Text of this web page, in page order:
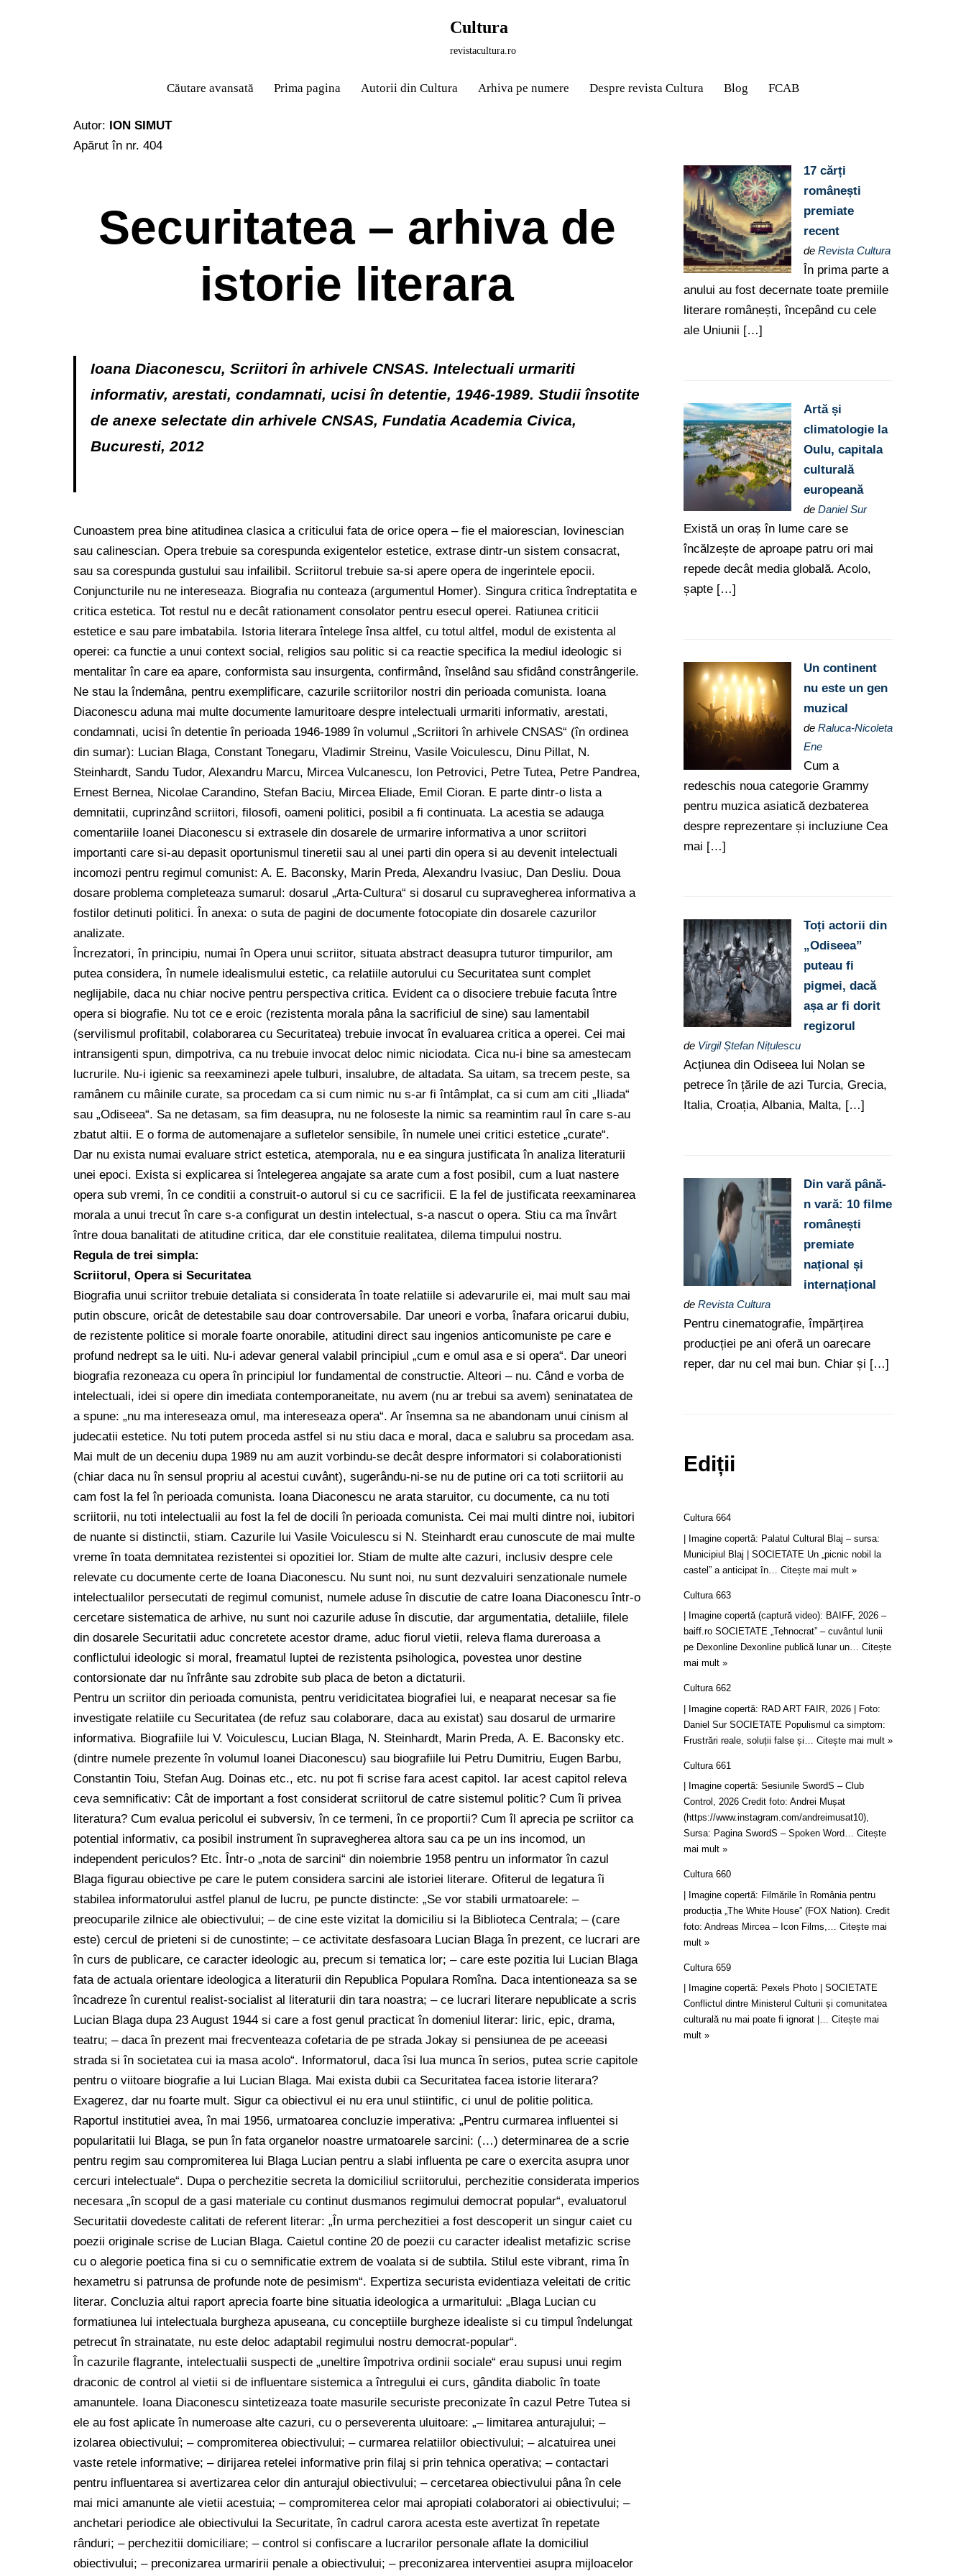
Cultura
revistacultura.ro
Căutare avansată Prima pagina Autorii din Cultura Arhiva pe numere Despre revista Cultura Blog FCAB
Autor: ION SIMUT
Apărut în nr. 404
Securitatea – arhiva de
istorie literara
Ioana Diaconescu, Scriitori în arhivele CNSAS. Intelectuali urmariti
informativ, arestati, condamnati, ucisi în detentie, 1946-1989. Studii însotite
de anexe selectate din arhivele CNSAS, Fundatia Academia Civica,
Bucuresti, 2012
Cunoastem prea bine atitudinea clasica a criticului fata de orice opera – fie el maiorescian, lovinescian
sau calinescian. Opera trebuie sa corespunda exigentelor estetice, extrase dintr-un sistem consacrat,
sau sa corespunda gustului sau infailibil. Scriitorul trebuie sa-si apere opera de ingerintele epocii.
Conjuncturile nu ne intereseaza. Biografia nu conteaza (argumentul Homer). Singura critica îndreptatita e
critica estetica. Tot restul nu e decât rationament consolator pentru esecul operei. Ratiunea criticii
estetice e sau pare imbatabila. Istoria literara întelege însa altfel, cu totul altfel, modul de existenta al
operei: ca functie a unui context social, religios sau politic si ca reactie specifica la mediul ideologic si
mentalitar în care ea apare, conformista sau insurgenta, confirmând, înselând sau sfidând constrângerile.
Ne stau la îndemâna, pentru exemplificare, cazurile scriitorilor nostri din perioada comunista. Ioana
Diaconescu aduna mai multe documente lamuritoare despre intelectuali urmariti informativ, arestati,
condamnati, ucisi în detentie în perioada 1946-1989 în volumul „Scriitori în arhivele CNSAS“ (în ordinea
din sumar): Lucian Blaga, Constant Tonegaru, Vladimir Streinu, Vasile Voiculescu, Dinu Pillat, N.
Steinhardt, Sandu Tudor, Alexandru Marcu, Mircea Vulcanescu, Ion Petrovici, Petre Tutea, Petre Pandrea,
Ernest Bernea, Nicolae Carandino, Stefan Baciu, Mircea Eliade, Emil Cioran. E parte dintr-o lista a
demnitatii, cuprinzând scriitori, filosofi, oameni politici, posibil a fi continuata. La acestia se adauga
comentariile Ioanei Diaconescu si extrasele din dosarele de urmarire informativa a unor scriitori
importanti care si-au depasit oportunismul tineretii sau al unei parti din opera si au devenit intelectuali
incomozi pentru regimul comunist: A. E. Baconsky, Marin Preda, Alexandru Ivasiuc, Dan Desliu. Doua
dosare problema completeaza sumarul: dosarul „Arta-Cultura“ si dosarul cu supravegherea informativa a
fostilor detinuti politici. În anexa: o suta de pagini de documente fotocopiate din dosarele cazurilor
analizate.
Încrezatori, în principiu, numai în Opera unui scriitor, situata abstract deasupra tuturor timpurilor, am
putea considera, în numele idealismului estetic, ca relatiile autorului cu Securitatea sunt complet
neglijabile, daca nu chiar nocive pentru perspectiva critica. Evident ca o disociere trebuie facuta între
opera si biografie. Nu tot ce e eroic (rezistenta morala pâna la sacrificiul de sine) sau lamentabil
(servilismul profitabil, colaborarea cu Securitatea) trebuie invocat în evaluarea critica a operei. Cei mai
intransigenti spun, dimpotriva, ca nu trebuie invocat deloc nimic niciodata. Cica nu-i bine sa amestecam
lucrurile. Nu-i igienic sa reexaminezi apele tulburi, insalubre, de altadata. Sa uitam, sa trecem peste, sa
ramânem cu mâinile curate, sa procedam ca si cum nimic nu s-ar fi întâmplat, ca si cum am citi „Iliada“
sau „Odiseea“. Sa ne detasam, sa fim deasupra, nu ne foloseste la nimic sa reamintim raul în care s-au
zbatut altii. E o forma de automenajare a sufletelor sensibile, în numele unei critici estetice „curate“.
Dar nu exista numai evaluare strict estetica, atemporala, nu e ea singura justificata în analiza literaturii
unei epoci. Exista si explicarea si întelegerea angajate sa arate cum a fost posibil, cum a luat nastere
opera sub vremi, în ce conditii a construit-o autorul si cu ce sacrificii. E la fel de justificata reexaminarea
morala a unui trecut în care s-a configurat un destin intelectual, s-a nascut o opera. Stiu ca ma învârt
între doua banalitati de atitudine critica, dar ele constituie realitatea, dilema timpului nostru.
Regula de trei simpla:
Scriitorul, Opera si Securitatea
Biografia unui scriitor trebuie detaliata si considerata în toate relatiile si adevarurile ei, mai mult sau mai
putin obscure, oricât de detestabile sau doar controversabile. Dar uneori e vorba, înafara oricarui dubiu,
de rezistente politice si morale foarte onorabile, atitudini direct sau ingenios anticomuniste pe care e
profund nedrept sa le uiti. Nu-i adevar general valabil principiul „cum e omul asa e si opera“. Dar uneori
biografia rezoneaza cu opera în principiul lor fundamental de constructie. Alteori – nu. Când e vorba de
intelectuali, idei si opere din imediata contemporaneitate, nu avem (nu ar trebui sa avem) seninatatea de
a spune: „nu ma intereseaza omul, ma intereseaza opera“. Ar însemna sa ne abandonam unui cinism al
judecatii estetice. Nu toti putem proceda astfel si nu stiu daca e moral, daca e salubru sa procedam asa.
Mai mult de un deceniu dupa 1989 nu am auzit vorbindu-se decât despre informatori si colaborationisti
(chiar daca nu în sensul propriu al acestui cuvânt), sugerându-ni-se nu de putine ori ca toti scriitorii au
cam fost la fel în perioada comunista. Ioana Diaconescu ne arata staruitor, cu documente, ca nu toti
scriitorii, nu toti intelectualii au fost la fel de docili în perioada comunista. Cei mai multi dintre noi, iubitori
de nuante si distinctii, stiam. Cazurile lui Vasile Voiculescu si N. Steinhardt erau cunoscute de mai multe
vreme în toata demnitatea rezistentei si opozitiei lor. Stiam de multe alte cazuri, inclusiv despre cele
relevate cu documente certe de Ioana Diaconescu. Nu sunt noi, nu sunt dezvaluiri senzationale numele
intelectualilor persecutati de regimul comunist, numele aduse în discutie de catre Ioana Diaconescu într-o
cercetare sistematica de arhive, nu sunt noi cazurile aduse în discutie, dar argumentatia, detaliile, filele
din dosarele Securitatii aduc concretete acestor drame, aduc fiorul vietii, releva flama dureroasa a
conflictului ideologic si moral, freamatul luptei de rezistenta psihologica, povestea unor destine
contorsionate dar nu înfrânte sau zdrobite sub placa de beton a dictaturii.
Pentru un scriitor din perioada comunista, pentru veridicitatea biografiei lui, e neaparat necesar sa fie
investigate relatiile cu Securitatea (de refuz sau colaborare, daca au existat) sau dosarul de urmarire
informativa. Biografiile lui V. Voiculescu, Lucian Blaga, N. Steinhardt, Marin Preda, A. E. Baconsky etc.
(dintre numele prezente în volumul Ioanei Diaconescu) sau biografiile lui Petru Dumitriu, Eugen Barbu,
Constantin Toiu, Stefan Aug. Doinas etc., etc. nu pot fi scrise fara acest capitol. Iar acest capitol releva
ceva semnificativ: Cât de important a fost considerat scriitorul de catre sistemul politic? Cum îi privea
literatura? Cum evalua pericolul ei subversiv, în ce termeni, în ce proportii? Cum îl aprecia pe scriitor ca
potential informativ, ca posibil instrument în supravegherea altora sau ca pe un ins incomod, un
independent periculos? Etc. Într-o „nota de sarcini“ din noiembrie 1958 pentru un informator în cazul
Blaga figurau obiective pe care le putem considera sarcini ale istoriei literare. Ofiterul de legatura îi
stabilea informatorului astfel planul de lucru, pe puncte distincte: „Se vor stabili urmatoarele: –
preocuparile zilnice ale obiectivului; – de cine este vizitat la domiciliu si la Biblioteca Centrala; – (care
este) cercul de prieteni si de cunostinte; – ce activitate desfasoara Lucian Blaga în prezent, ce lucrari are
în curs de publicare, ce caracter ideologic au, precum si tematica lor; – care este pozitia lui Lucian Blaga
fata de actuala orientare ideologica a literaturii din Republica Populara Romîna. Daca intentioneaza sa se
încadreze în curentul realist-socialist al literaturii din tara noastra; – ce lucrari literare nepublicate a scris
Lucian Blaga dupa 23 August 1944 si care a fost genul practicat în domeniul literar: liric, epic, drama,
teatru; – daca în prezent mai frecventeaza cofetaria de pe strada Jokay si pensiunea de pe aceeasi
strada si în societatea cui ia masa acolo“. Informatorul, daca îsi lua munca în serios, putea scrie capitole
pentru o viitoare biografie a lui Lucian Blaga. Mai exista dubii ca Securitatea facea istorie literara?
Exagerez, dar nu foarte mult. Sigur ca obiectivul ei nu era unul stiintific, ci unul de politie politica.
Raportul institutiei avea, în mai 1956, urmatoarea concluzie imperativa: „Pentru curmarea influentei si
popularitatii lui Blaga, se pun în fata organelor noastre urmatoarele sarcini: (…) determinarea de a scrie
pentru regim sau compromiterea lui Blaga Lucian pentru a slabi influenta pe care o exercita asupra unor
cercuri intelectuale“. Dupa o perchezitie secreta la domiciliul scriitorului, perchezitie considerata imperios
necesara „în scopul de a gasi materiale cu continut dusmanos regimului democrat popular“, evaluatorul
Securitatii dovedeste calitati de referent literar: „În urma perchezitiei a fost descoperit un singur caiet cu
poezii originale scrise de Lucian Blaga. Caietul contine 20 de poezii cu caracter idealist metafizic scrise
cu o alegorie poetica fina si cu o semnificatie extrem de voalata si de subtila. Stilul este vibrant, rima în
hexametru si patrunsa de profunde note de pesimism“. Expertiza securista evidentiaza veleitati de critic
literar. Concluzia altui raport aprecia foarte bine situatia ideologica a urmaritului: „Blaga Lucian cu
formatiunea lui intelectuala burgheza apuseana, cu conceptiile burgheze idealiste si cu timpul îndelungat
petrecut în strainatate, nu este deloc adaptabil regimului nostru democrat-popular“.
În cazurile flagrante, intelectualii suspecti de „uneltire împotriva ordinii sociale“ erau supusi unui regim
draconic de control al vietii si de influentare sistemica a întregului ei curs, gândita diabolic în toate
amanuntele. Ioana Diaconescu sintetizeaza toate masurile securiste preconizate în cazul Petre Tutea si
ele au fost aplicate în numeroase alte cazuri, cu o perseverenta uluitoare: „– limitarea anturajului; –
izolarea obiectivului; – compromiterea obiectivului; – curmarea relatiilor obiectivului; – alcatuirea unei
vaste retele informative; – dirijarea retelei informative prin filaj si prin tehnica operativa; – contactari
pentru influentarea si avertizarea celor din anturajul obiectivului; – cercetarea obiectivului pâna în cele
mai mici amanunte ale vietii acestuia; – compromiterea celor mai apropiati colaboratori ai obiectivului; –
anchetari periodice ale obiectivului la Securitate, în cadrul carora acesta este avertizat în repetate
rânduri; – perchezitii domiciliare; – control si confiscare a lucrarilor personale aflate la domiciliul
obiectivului; – preconizarea urmaririi penale a obiectivului; – preconizarea interventiei asupra mijloacelor
17 cărți
românești
premiate
recent
de Revista Cultura
În prima parte a
anului au fost decernate toate premiile
literare românești, începând cu cele
ale Uniunii […]
Artă și
climatologie la
Oulu, capitala
culturală
europeană
de Daniel Sur
Există un oraș în lume care se
încălzește de aproape patru ori mai
repede decât media globală. Acolo,
șapte […]
Un continent
nu este un gen
muzical
de Raluca-Nicoleta
Ene
Cum a
redeschis noua categorie Grammy
pentru muzica asiatică dezbaterea
despre reprezentare și incluziune Cea
mai […]
Toți actorii din
„Odiseea”
puteau fi
pigmei, dacă
așa ar fi dorit
regizorul
de Virgil Ștefan Nițulescu
Acțiunea din Odiseea lui Nolan se
petrece în țările de azi Turcia, Grecia,
Italia, Croația, Albania, Malta, […]
Din vară până-
n vară: 10 filme
românești
premiate
național și
internațional
de Revista Cultura
Pentru cinematografie, împărțirea
producției pe ani oferă un oarecare
reper, dar nu cel mai bun. Chiar și […]
Ediții
Cultura 664
| Imagine copertă: Palatul Cultural Blaj – sursa:
Municipiul Blaj | SOCIETATE Un „picnic nobil la
castel” a anticipat în… Citește mai mult »
Cultura 663
| Imagine copertă (captură video): BAIFF, 2026 –
baiff.ro SOCIETATE „Tehnocrat” – cuvântul lunii
pe Dexonline Dexonline publică lunar un… Citește
mai mult »
Cultura 662
| Imagine copertă: RAD ART FAIR, 2026 | Foto:
Daniel Sur SOCIETATE Populismul ca simptom:
Frustrări reale, soluții false și… Citește mai mult »
Cultura 661
| Imagine copertă: Sesiunile SwordS – Club
Control, 2026 Credit foto: Andrei Mușat
(https://www.instagram.com/andreimusat10),
Sursa: Pagina SwordS – Spoken Word… Citește
mai mult »
Cultura 660
| Imagine copertă: Filmările în România pentru
producția „The White House” (FOX Nation). Credit
foto: Andreas Mircea – Icon Films,… Citește mai
mult »
Cultura 659
| Imagine copertă: Pexels Photo | SOCIETATE
Conflictul dintre Ministerul Culturii și comunitatea
culturală nu mai poate fi ignorat |… Citește mai
mult »